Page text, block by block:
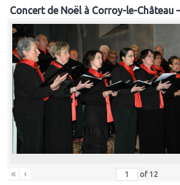
Concert de Noël à Corroy-le-Château
« ‹ of 12